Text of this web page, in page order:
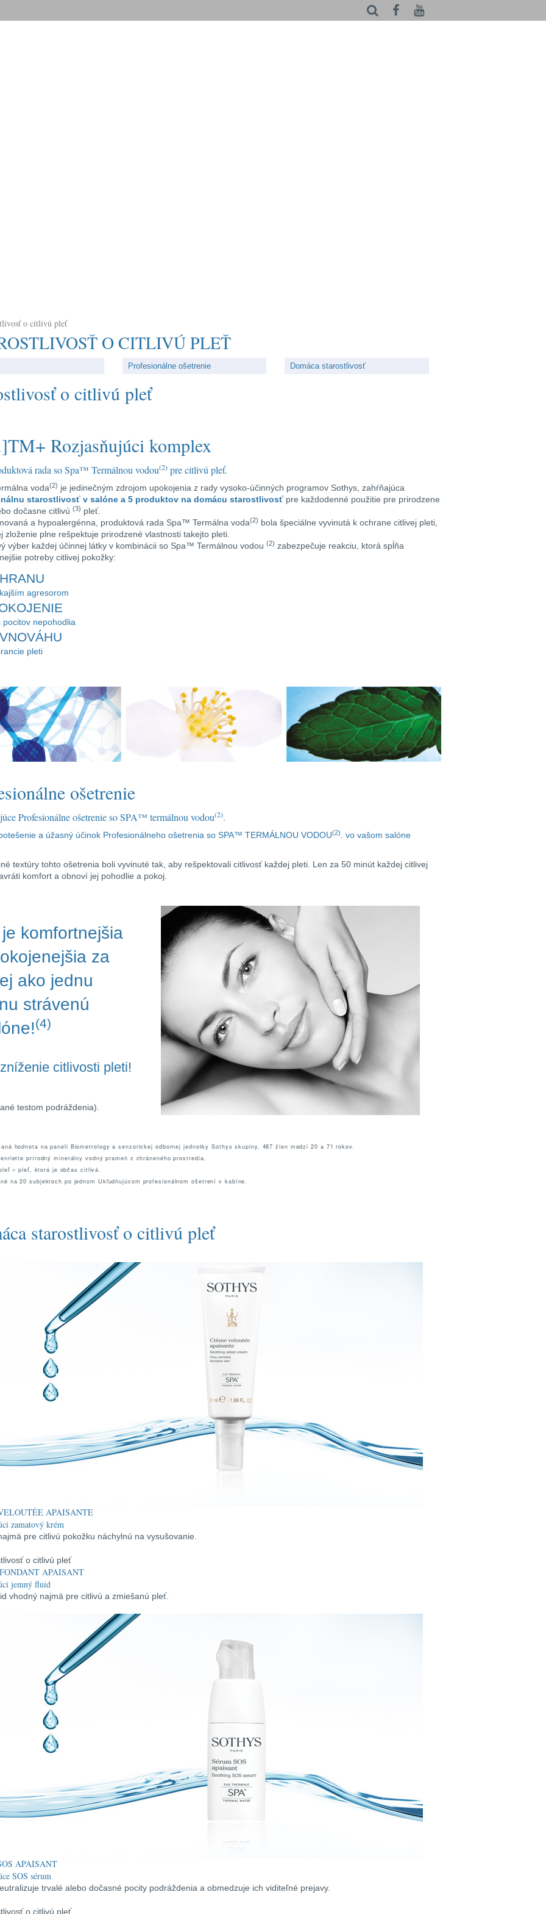
o citlivú pleť
O CITLIVÚ PLEŤ
Profesionálne ošetrenie Domáca starostlivosť
o citlivú pleť
rada so Spa™ Termálnou vodou(2) pre citlivú pleť.
voda(2) je jedinečným zdrojom upokojenia z rady vysoko-účinných programov Sothys, zahŕňajúca
starostlivosť v salóne a 5 produktov na domácu starostlivosť pre každodenné použitie pre prirodzene
dočasne citlivú (3) pleť.
a hypoalergénna, produktová rada Spa™ Termálna voda(2) bola špeciálne vyvinutá k ochrane citlivej pleti,
zloženie plne rešpektuje prirodzené vlastnosti takejto pleti.
výber každej účinnej látky v kombinácii so Spa™ Termálnou vodou (2) zabezpečuje reakciu, ktorá spĺňa
potreby citlivej pokožky:
agresorom
pocitov nepohodlia
pleti
ošetrenie
Profesionálne ošetrenie so SPA™ termálnou vodou(2).
a úžasný účinok Profesionálneho ošetrenia so SPA™ TERMÁLNOU VODOU(2). vo vašom salóne
textúry tohto ošetrenia boli vyvinuté tak, aby rešpektovali citlivosť každej pleti. Len za 50 minút každej citlivej
komfort a obnoví jej pohodlie a pokoj.
komfortnejšia
za
ako jednu
strávenú
(4)
citlivosti pleti!
testom podráždenia).
hodnota na paneli Biometrology a senzorickej odbornej jednotky Sothys skupiny, 487 žien medzi 20 a 71 rokov.
prírodný minerálny vodný prameň z chráneného prostredia.
= pleť, ktorá je občas citlivá.
na 20 subjektoch po jednom Ukľudňujúcom profesionálnom ošetrení v kabíne.
starostlivosť o citlivú pleť
APAISANTE
zamatový krém
pre citlivú pokožku náchylnú na vysušovanie.
APAISANT
jemný fluid
vhodný najmä pre citlivú a zmiešanú pleť.
APAISANT
SOS sérum
trvalé alebo dočasné pocity podráždenia a obmedzuje ich viditeľné prejavy.